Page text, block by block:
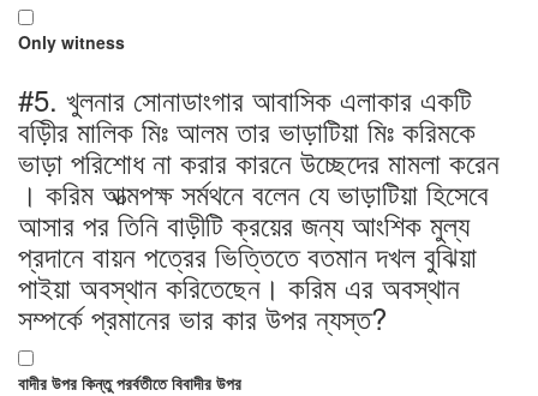
Only witness
#5. খুলনার সোনাডাংগার আবাসিক এলাকার একটি
বড়িীর মালিক মিঃ আলম তার ভাড়াটিয়া মিঃ করিমকে
ভাড়া পরিশোধ না করার কারনে উচ্ছেদের মামলা করেন
। করিম আত্মপক্ষ সর্মথনে বলেন যে ভাড়াটিয়া হিসেবে
আসার পর তিনি বাড়ীটি ক্রয়ের জন্য আংশিক মুল্য
প্রদানে বায়ন পত্রের ভিত্তিতে বতমান দখল বুঝিয়া
পাইয়া অবস্থান করিতেছেন। করিম এর অবস্থান
সম্পর্কে প্রমানের ভার কার উপর ন্যস্ত?
বাদীর উপর কিন্তু পরর্বতীতে বিবাদীর উপর